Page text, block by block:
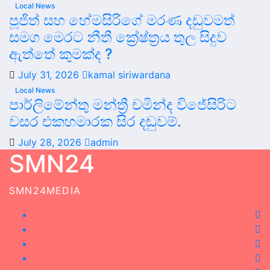
Local News
පූජිත් සහ හේමසිරිගේ මරණ දඩුවමත්
සමග මෙරට නීතී ක්‍රේෂ්ත්‍රය තුල සිදුව
ඇත්තේ කුමක්ද ?
July 31, 2026 kamal siriwardana
Local News
පාර්ලිමේන්තු මන්ත්‍රී චමින්ද විජේසිරිට
වසර එකහමාරක සිර දඬුවම්.
July 28, 2026 admin
SMN24
SMN24MEDIA